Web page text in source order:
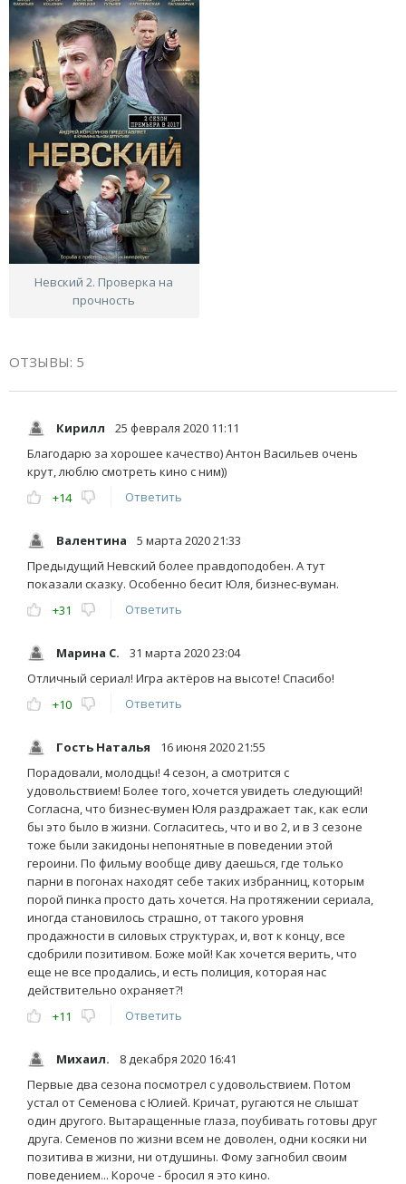
Невский 2. Проверка на
прочность
ОТЗЫВЫ: 5
Кирилл
25 февраля 2020 11:11
Благодарю за хорошее качество) Антон Васильев очень
крут, люблю смотреть кино с ним))
+14
Ответить
Валентина
5 марта 2020 21:33
Предыдущий Невский более правдоподобен. А тут
показали сказку. Особенно бесит Юля, бизнес-вуман.
+31
Ответить
Марина С.
31 марта 2020 23:04
Отличный сериал! Игра актёров на высоте! Спасибо!
+10
Ответить
Гость Наталья
16 июня 2020 21:55
Порадовали, молодцы! 4 сезон, а смотрится с
удовольствием! Более того, хочется увидеть следующий!
Согласна, что бизнес-вумен Юля раздражает так, как если
бы это было в жизни. Согласитесь, что и во 2, и в 3 сезоне
тоже были закидоны непонятные в поведении этой
героини. По фильму вообще диву даешься, где только
парни в погонах находят себе таких избранниц, которым
порой пинка просто дать хочется. На протяжении сериала,
иногда становилось страшно, от такого уровня
продажности в силовых структурах, и, вот к концу, все
сдобрили позитивом. Боже мой! Как хочется верить, что
еще не все продались, и есть полиция, которая нас
действительно охраняет?!
+11
Ответить
Михаил.
8 декабря 2020 16:41
Первые два сезона посмотрел с удовольствием. Потом
устал от Семенова с Юлией. Кричат, ругаются не слышат
один другого. Вытаращенные глаза, поубивать готовы друг
друга. Семенов по жизни всем не доволен, одни косяки ни
позитива в жизни, ни отдушины. Фому загнобил своим
поведением... Короче - бросил я это кино.